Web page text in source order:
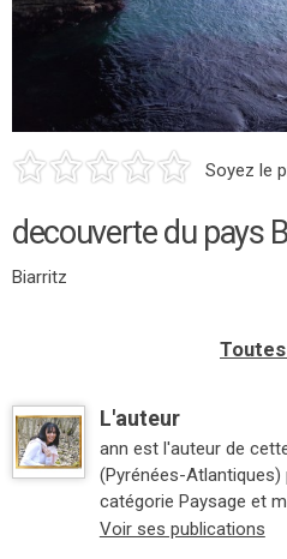
Soyez le
decouverte du pays
Biarritz
L'auteur
ann est l'auteur de
(Pyrénées-Atlantiques)
catégorie Paysage et
Voir ses publications